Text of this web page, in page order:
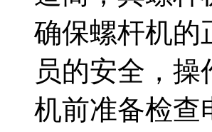
确保螺杆机的
员的安全，
机前准备检查